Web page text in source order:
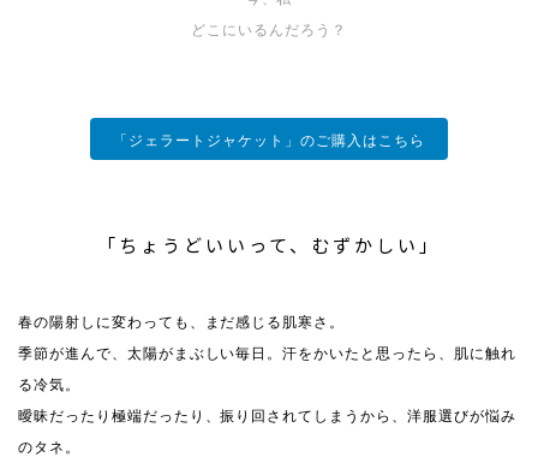
どこにいるんだろう？
「ジェラートジャケット」のご購入はこちら
「ちょうどいいって、むずかしい」
春の陽射しに変わっても、まだ感じる肌寒さ。
季節が進んで、太陽がまぶしい毎日。汗をかいたと思ったら、肌に触れ
る冷気。
曖昧だったり極端だったり、振り回されてしまうから、洋服選びが悩み
のタネ。